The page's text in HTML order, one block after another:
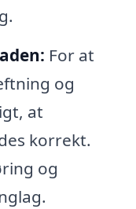
For at
og
at
korrekt.
og